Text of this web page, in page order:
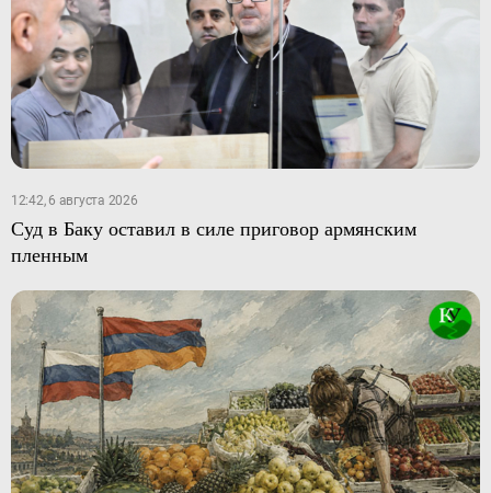
12:42, 6 августа 2026
Суд в Баку оставил в силе приговор армянским
пленным